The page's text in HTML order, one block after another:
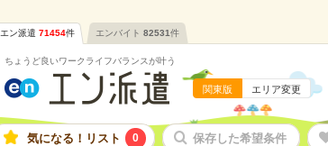
エン派遣 71454件 エンバイト 82531件
ちょうど良いワークライフバランスが叶う
関東版 エリア変更
気になる！リスト 0 保存した希望条件